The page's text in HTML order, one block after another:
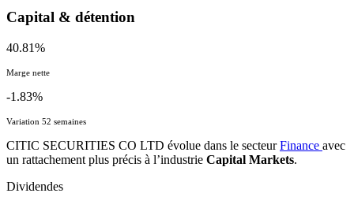
Capital & détention
40.81%
Marge nette
-1.83%
Variation 52 semaines
CITIC SECURITIES CO LTD évolue dans le secteurFinance avec
un rattachement plus précis à l’industrie Capital Markets.
Dividendes